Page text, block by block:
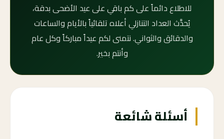
للاطلاع دائماً على كم باقي على عيد الأضحى بدقة،
يُحدَّث العداد التنازلي أعلاه تلقائياً بالأيام والساعات
والدقائق والثواني. نتمنى لكم عيداً مباركاً وكل عام
وأنتم بخير.
أسئلة شائعة